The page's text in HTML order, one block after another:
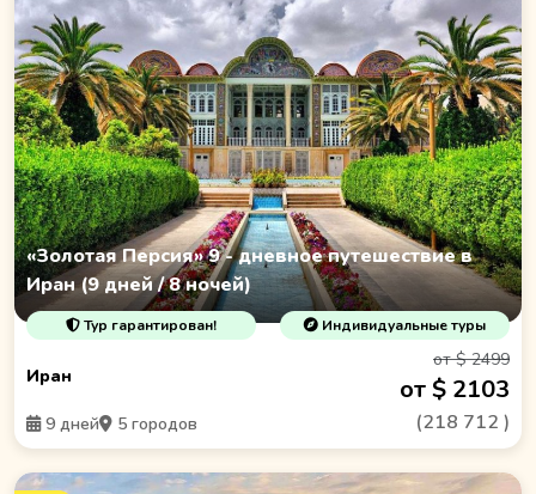
«Золотая Персия» 9 - дневное путешествие в
Иран (9 дней / 8 ночей)
Тур гарантирован! Индивидуальные туры
Иран
9 дней 5 городов
от $ 2499
от $ 2103
(218 712 )